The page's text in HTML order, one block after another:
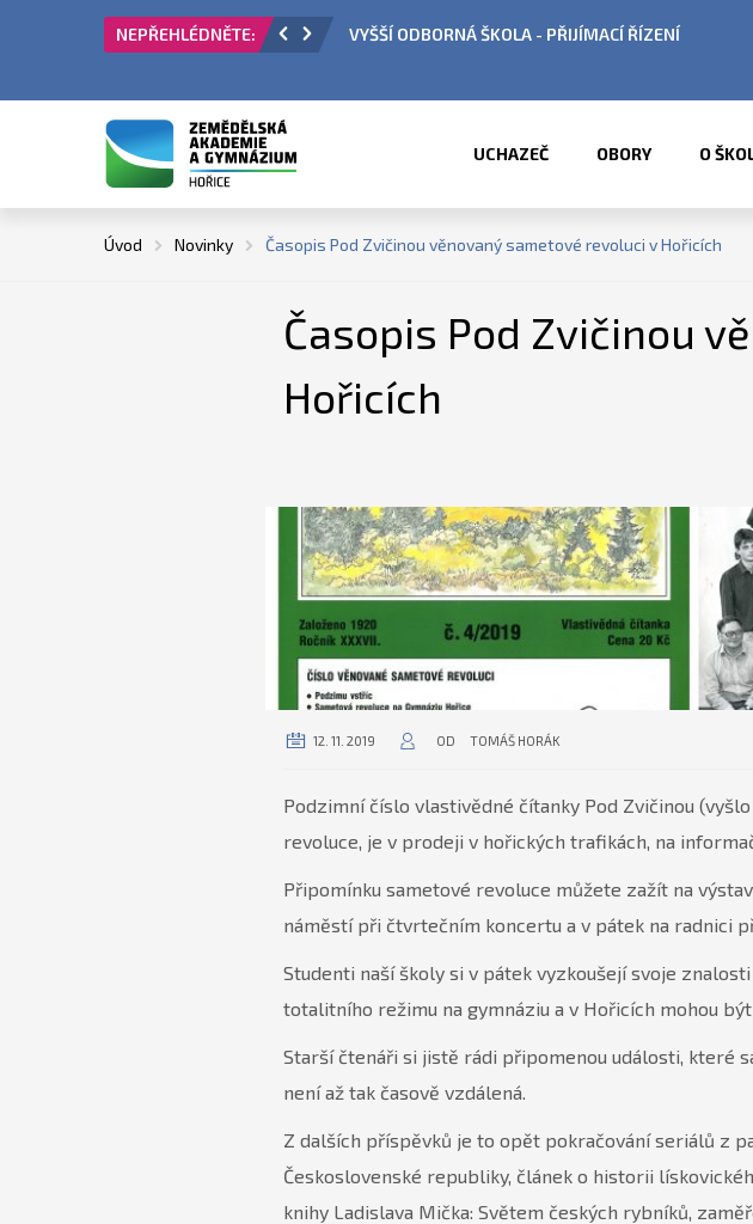
PŘIJÍMACÍ ŘÍZENÍ ÚŘEDNÍ HODINY V OBDOBÍ LETNÍCH PRÁZDNIN
UCHAZEČ OBORY O
Úvod Novinky Časopis Pod Zvičinou věnovaný sametové revoluci v Hořicích
Časopis Pod Zvičinou
Hořicích
12. 11. 2019 OD TOMÁŠ HORÁK
Podzimní číslo vlastivědné čítanky Pod Zvičinou
revoluce, je v prodeji v hořických trafikách, na
Připomínku sametové revoluce můžete zažít na
náměstí při čtvrtečním koncertu a v pátek na radnici
Studenti naší školy si v pátek vyzkoušejí svoje
totalitního režimu na gymnáziu a v Hořicích mohou
Starší čtenáři si jistě rádi připomenou události, které
není až tak časově vzdálená.
Z dalších příspěvků je to opět pokračování seriálů z
Československé republiky, článek o historii
knihy Ladislava Mička: Světem českých rybníků,